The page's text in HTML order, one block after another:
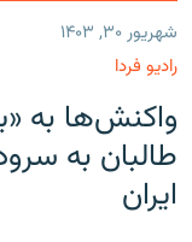
شهریور ۳۰, ۱۴۰۳
رادیو فردا
واکنش‌ها به
طالبان به
ایران